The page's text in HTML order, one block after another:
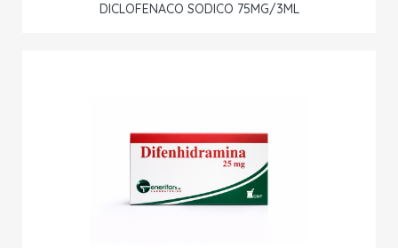
DICLOFENACO SODICO 75MG/3ML